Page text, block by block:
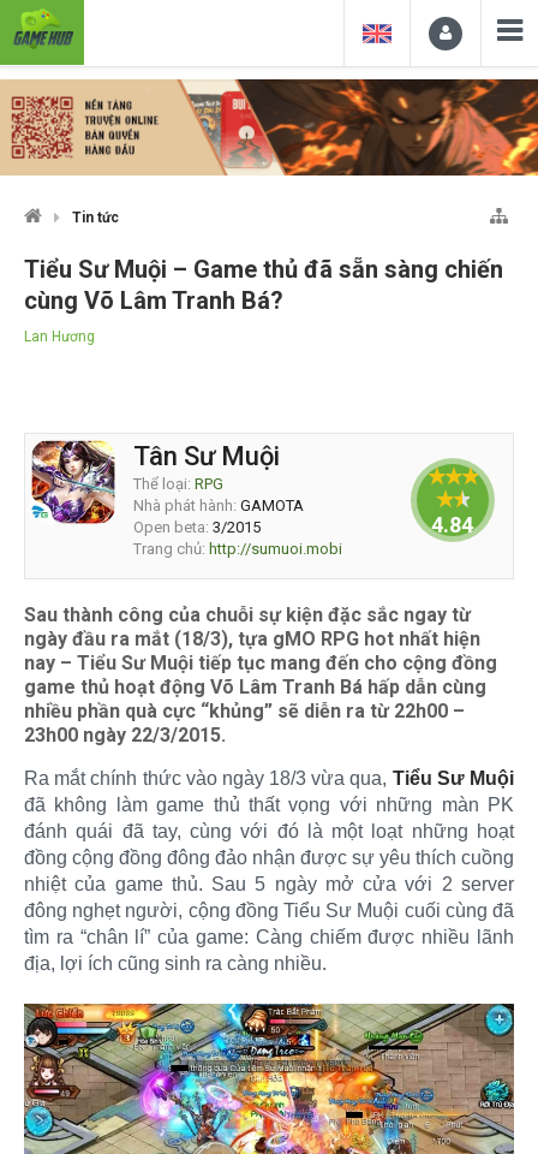
Tin tức
Tiểu Sư Muội – Game thủ đã sẵn sàng chiến
cùng Võ Lâm Tranh Bá?
Lan Hương
Tân Sư Muội
Thể loại: RPG
Nhà phát hành: GAMOTA
Open beta: 3/2015
Trang chủ: http://sumuoi.mobi
4.844
Sau thành công của chuỗi sự kiện đặc sắc ngay từ
ngày đầu ra mắt (18/3), tựa gMO RPG hot nhất hiện
nay – Tiểu Sư Muội tiếp tục mang đến cho cộng đồng
game thủ hoạt động Võ Lâm Tranh Bá hấp dẫn cùng
nhiều phần quà cực “khủng” sẽ diễn ra từ 22h00 –
23h00 ngày 22/3/2015.
Ra mắt chính thức vào ngày 18/3 vừa qua, Tiểu Sư Muội
đã không làm game thủ thất vọng với những màn PK
đánh quái đã tay, cùng với đó là một loạt những hoạt
đồng cộng đồng đông đảo nhận được sự yêu thích cuồng
nhiệt của game thủ. Sau 5 ngày mở cửa với 2 server
đông nghẹt người, cộng đồng Tiểu Sư Muội cuối cùng đã
tìm ra “chân lí” của game: Càng chiếm được nhiều lãnh
địa, lợi ích cũng sinh ra càng nhiều.